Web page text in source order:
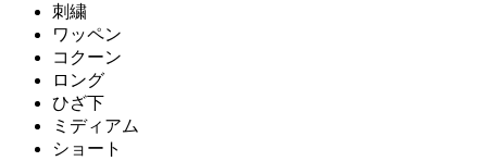
刺繍
ワッペン
コクーン
ロング
ひざ下
ミディアム
ショート